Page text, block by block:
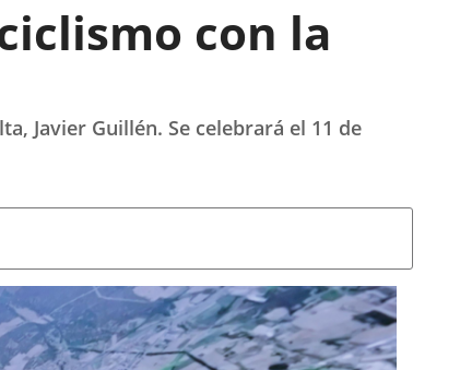
con la
Javier Guillén. Se celebrará el 11 de